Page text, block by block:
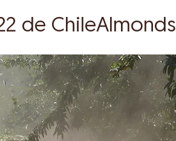
de ChileAlmonds